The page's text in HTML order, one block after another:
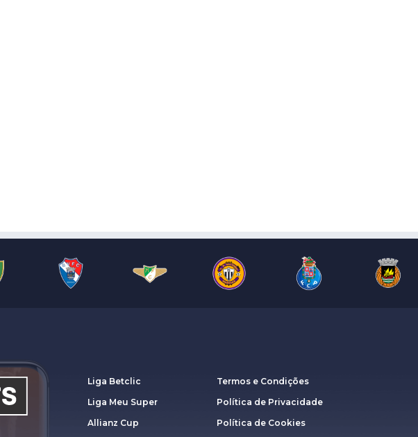
Liga Betclic
Liga Meu Super
Allianz Cup
Termos e Condições
Política de Privacidade
Política de Cookies